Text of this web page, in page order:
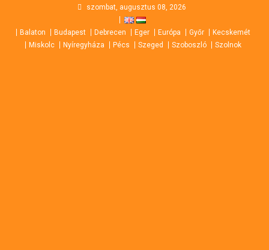
content
szombat, augusztus 08, 2026
Balaton Budapest Debrecen Eger Európa Győr
Kecskemét
Miskolc
Nyíregyháza Pécs Szeged Szoboszló Szolnok